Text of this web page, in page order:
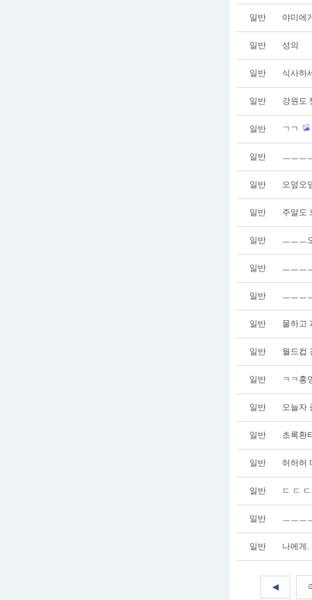
일반 야미에
일반 성의
일반 식사하
일반 강원도
일반 ㄱㄱ
일반 ㅡㅡㅡ
일반 오덮오
일반 주말도
일반 ㅡㅡㅡ
일반 ㅡㅡㅡ
일반 ㅡㅡㅡ
일반 물하고
일반 월드컵
일반 ㅋㅋ홍
일반 오늘자
일반 초록환
일반 허허허
일반 ㄷ ㄷ ㄷ
일반 ㅡㅡㅡ
일반 나에게.
◀